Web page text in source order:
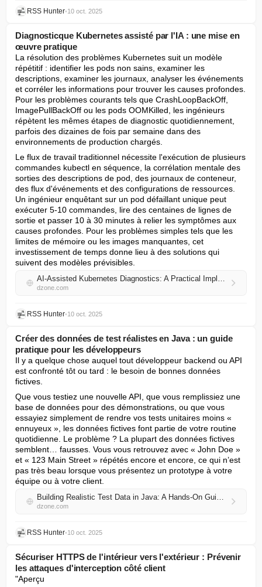
RSS Hunter•10 oct. 2025
Diagnosticque Kubernetes assisté par l'IA : une mise en
œuvre pratique
La résolution des problèmes Kubernetes suit un modèle
répétitif : identifier les pods non sains, examiner les
descriptions, examiner les journaux, analyser les événements
et corréler les informations pour trouver les causes profondes.
Pour les problèmes courants tels que CrashLoopBackOff,
ImagePullBackOff ou les pods OOMKilled, les ingénieurs
répètent les mêmes étapes de diagnostic quotidiennement,
parfois des dizaines de fois par semaine dans des
environnements de production chargés.
Le flux de travail traditionnel nécessite l'exécution de plusieurs
commandes kubectl en séquence, la corrélation mentale des
sorties des descriptions de pod, des journaux de conteneur,
des flux d'événements et des configurations de ressources.
Un ingénieur enquêtant sur un pod défaillant unique peut
exécuter 5-10 commandes, lire des centaines de lignes de
sortie et passer 10 à 30 minutes à relier les symptômes aux
causes profondes. Pour les problèmes simples tels que les
limites de mémoire ou les images manquantes, cet
investissement de temps donne lieu à des solutions qui
suivent des modèles prévisibles.
AI-Assisted Kubernetes Diagnostics: A Practical Implementation
dzone.com
RSS Hunter•10 oct. 2025
Créer des données de test réalistes en Java : un guide
pratique pour les développeurs
Il y a quelque chose auquel tout développeur backend ou API
est confronté tôt ou tard : le besoin de bonnes données
fictives.
Que vous testiez une nouvelle API, que vous remplissiez une
base de données pour des démonstrations, ou que vous
essayiez simplement de rendre vos tests unitaires moins «
ennuyeux », les données fictives font partie de votre routine
quotidienne. Le problème ? La plupart des données fictives
semblent… fausses. Vous vous retrouvez avec « John Doe »
et « 123 Main Street » répétés encore et encore, ce qui n’est
pas très beau lorsque vous présentez un prototype à votre
équipe ou à votre client.
Building Realistic Test Data in Java: A Hands-On Guide for Developers
dzone.com
RSS Hunter•10 oct. 2025
Sécuriser HTTPS de l'intérieur vers l'extérieur : Prévenir
les attaques d'interception côté client
"Aperçu